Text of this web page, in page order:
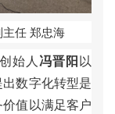
主任 郑忠海
创始人冯晋阳以
出数字化转型是
价值以满足客户